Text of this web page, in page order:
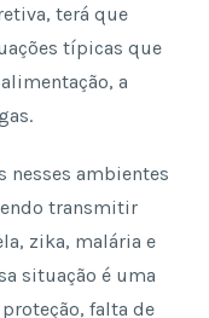
terá que
típicas que
a
nesses ambientes
transmitir
zika, malária e
situação é uma
falta de